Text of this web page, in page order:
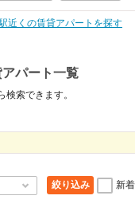
近くの賃貸アパートを探す
パート一覧
索できます。
絞り込み 新